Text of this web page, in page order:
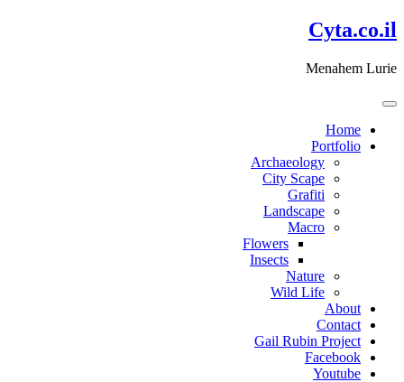
דלג
לתוכן
Cyta.co.il
Menahem Lurie
Home
Portfolio
Archaeology
City Scape
Grafiti
Landscape
Macro
Flowers
Insects
Nature
Wild Life
About
Contact
Gail Rubin Project
Facebook
Youtube